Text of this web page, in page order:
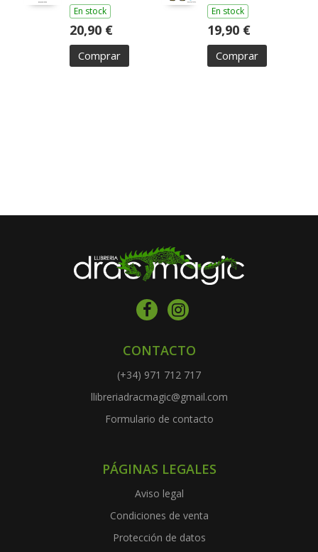
En stock
20,90 €
Comprar
En stock
19,90 €
Comprar
CONTACTO
(+34) 971 712 717
llibreriadracmagic@gmail.com
Formulario de contacto
PÁGINAS LEGALES
Aviso legal
Condiciones de venta
Protección de datos